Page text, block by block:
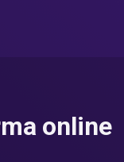
online